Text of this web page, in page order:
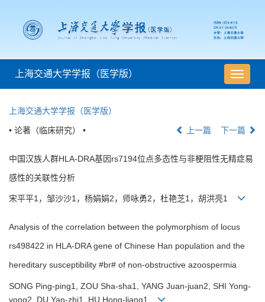
导
航
上海交通大学学报（医学版）
上海交通大学学报（医学版）
• 论著（临床研究） • 上一篇 下一篇
中国汉族人群HLA-DRA基因rs7194位点多态性与非梗阻性无精症易
感性的关联性分析
宋平平1，邹沙沙1，杨娟娟2，师咏勇2，杜艳芝1，胡洪亮1
Analysis of the correlation between the polymorphism of locus
rs498422 in HLA-DRA gene of Chinese Han population and the
hereditary susceptibility #br# of non-obstructive azoospermia
SONG Ping-ping1, ZOU Sha-sha1, YANG Juan-juan2, SHI Yong-
yong2, DU Yan-zhi1, HU Hong-liang1